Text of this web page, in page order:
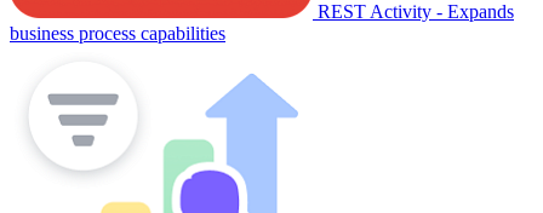
REST Activity - Expands
business process capabilities